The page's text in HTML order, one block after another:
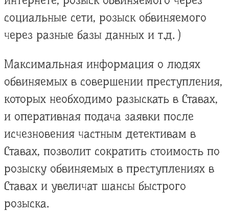
социальные сети, розыск обвиняемого
через разные базы данных и т.д. )
Максимальная информация о людях
обвиняемых в совершении преступления,
которых необходимо разыскать в Ставах,
и оперативная подача заявки после
исчезновения частным детективам в
Ставах, позволит сократить стоимость по
розыску обвиняемых в преступлениях в
Ставах и увеличат шансы быстрого
розыска.